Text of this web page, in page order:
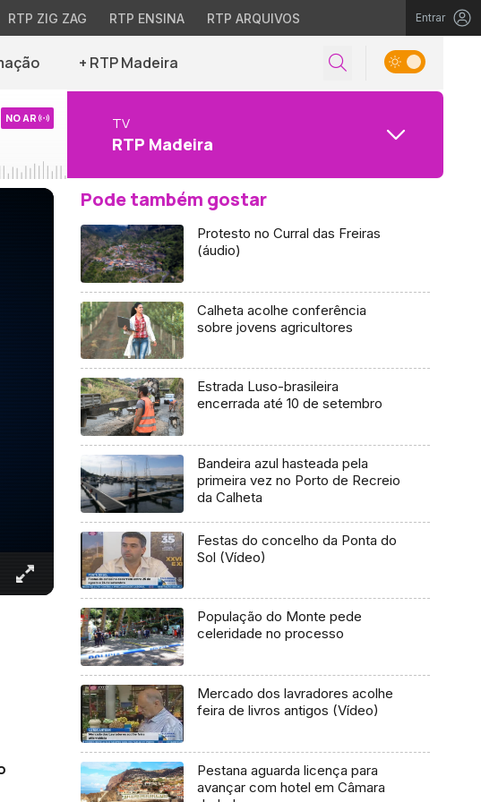
RTP ZIG ZAG RTP ENSINA RTP ARQUIVOS Entrar
+ RTP Madeira
NO AR TV
RTP Madeira
Pode também gostar
Protesto no Curral das Freiras
(áudio)
Calheta acolhe conferência
sobre jovens agricultores
Estrada Luso-brasileira
encerrada até 10 de setembro
Bandeira azul hasteada pela
primeira vez no Porto de Recreio
da Calheta
Festas do concelho da Ponta do
Sol (Vídeo)
População do Monte pede
celeridade no processo
Mercado dos lavradores acolhe
feira de livros antigos (Vídeo)
Pestana aguarda licença para
avançar com hotel em Câmara